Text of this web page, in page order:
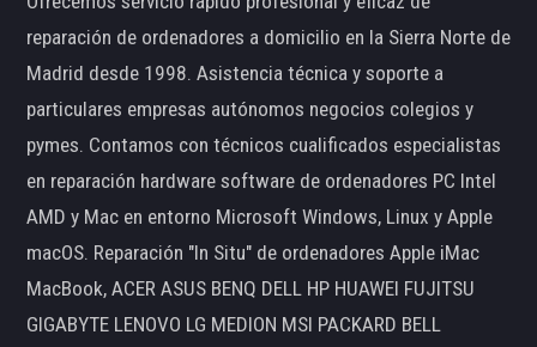
reparación de ordenadores a domicilio en la Sierra Norte de
Madrid desde 1998. Asistencia técnica y soporte a
particulares empresas autónomos negocios colegios y
pymes. Contamos con técnicos cualificados especialistas
en reparación hardware software de ordenadores PC Intel
AMD y Mac en entorno Microsoft Windows, Linux y Apple
macOS. Reparación "In Situ" de ordenadores Apple iMac
MacBook, ACER ASUS BENQ DELL HP HUAWEI FUJITSU
GIGABYTE LENOVO LG MEDION MSI PACKARD BELL